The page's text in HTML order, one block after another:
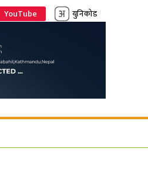
YouTube युनिकोड